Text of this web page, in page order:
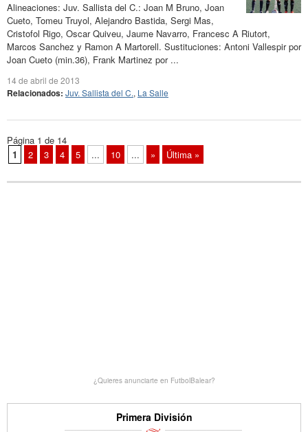
Alineaciones: Juv. Sallista del C.: Joan M Bruno, Joan
Cueto, Tomeu Truyol, Alejandro Bastida, Sergi Mas,
Cristofol Rigo, Oscar Quiveu, Jaume Navarro, Francesc A Riutort,
Marcos Sanchez y Ramon A Martorell. Sustituciones: Antoni Vallespir por
Joan Cueto (min.36), Frank Martinez por ...
14 de abril de 2013
Relacionados: Juv. Sallista del C., La Salle
Página 1 de 14
1
2 3 4 5 ... 10 ... » Última »
¿Quieres anunciarte en FutbolBalear?
Primera División